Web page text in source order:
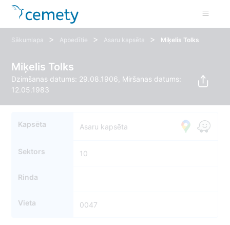
Sākumlapa > Apbedītie > Asaru kapsēta > Miķelis Tolks
Miķelis Tolks
Dzimšanas datums: 29.08.1906, Miršanas datums:
12.05.1983
Kapsēta Asaru kapsēta
Sektors 10
Rinda
Vieta 0047